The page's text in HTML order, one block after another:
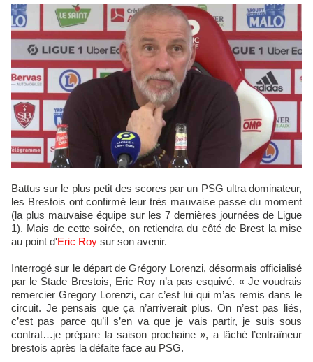
Battus sur le plus petit des scores par un PSG ultra dominateur,
les Brestois ont confirmé leur très mauvaise passe du moment
(la plus mauvaise équipe sur les 7 dernières journées de Ligue
1). Mais de cette soirée, on retiendra du côté de Brest la mise
au point d'Eric Roy sur son avenir.
Interrogé sur le départ de Grégory Lorenzi, désormais officialisé
par le Stade Brestois, Eric Roy n’a pas esquivé. « Je voudrais
remercier Gregory Lorenzi, car c’est lui qui m’as remis dans le
circuit. Je pensais que ça n’arriverait plus. On n’est pas liés,
c’est pas parce qu’il s’en va que je vais partir, je suis sous
contrat…je prépare la saison prochaine », a lâché l’entraîneur
brestois après la défaite face au PSG.